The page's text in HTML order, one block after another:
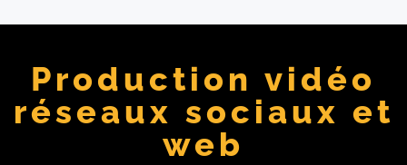
Production vidéo
réseaux sociaux et
web